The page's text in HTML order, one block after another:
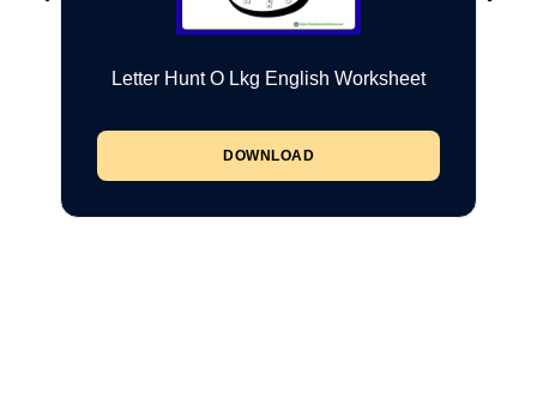
Letter Hunt O Lkg English Worksheet
DOWNLOAD